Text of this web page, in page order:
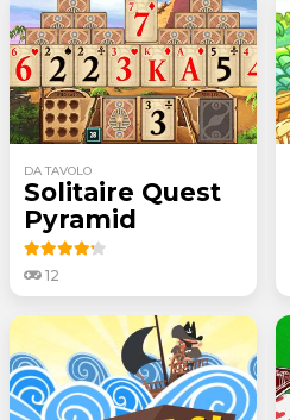
DA TAVOLO
Solitaire Quest
Pyramid
12